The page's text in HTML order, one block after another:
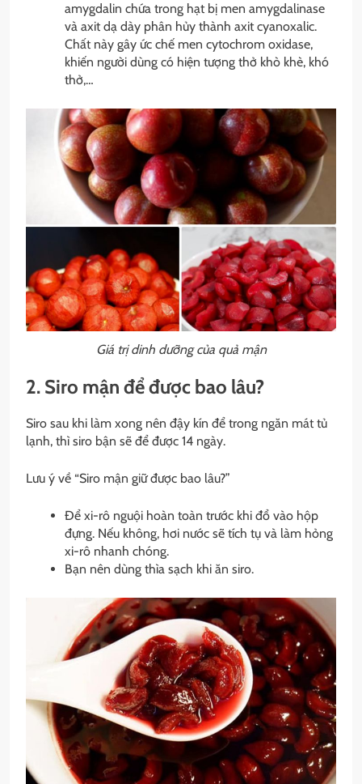
amygdalin chứa trong hạt bị men amygdalinase
và axit dạ dày phân hủy thành axit cyanoxalic.
Chất này gây ức chế men cytochrom oxidase,
khiến người dùng có hiện tượng thở khò khè, khó
thở,…
Giá trị dinh dưỡng của quả mận
2. Siro mận để được bao lâu?
Siro sau khi làm xong nên đậy kín để trong ngăn mát tủ
lạnh, thì siro bận sẽ để được 14 ngày.
Lưu ý về “Siro mận giữ được bao lâu?”
Để xi-rô nguội hoàn toàn trước khi đổ vào hộp
đựng. Nếu không, hơi nước sẽ tích tụ và làm hỏng
xi-rô nhanh chóng.
Bạn nên dùng thìa sạch khi ăn siro.